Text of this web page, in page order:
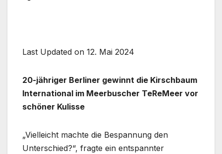
Last Updated on 12. Mai 2024
20-jähriger Berliner gewinnt die Kirschbaum
International im Meerbuscher TeReMeer vor
schöner Kulisse
„Vielleicht machte die Bespannung den
Unterschied?“, fragte ein entspannter